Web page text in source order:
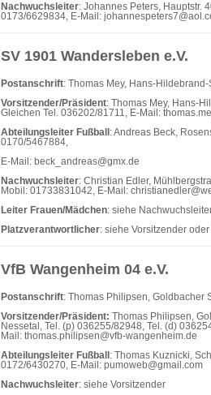
Nachwuchsleiter: Johannes Peters, Hauptstr.
0173/6629834, E-Mail:
SV 1901 Wandersleben e.V.
Postanschrift: Thomas Mey, Hans-
Vorsitzender/Präsident: Thomas Mey, Hans-
Gleichen Tel. 036202/81711, E-Mail:
Abteilungsleiter Fußball : Andreas Beck,
0170/5467884,
E-Mail: beck_andreas@gmx.de
Nachwuchsleiter: Christian Edler,
Mobil: 01733831042, E-Mail:
Leiter Frauen/Mädchen: siehe
Platzverantwortlicher: siehe Vorsitzender
VfB Wangenheim 04 e.V.
Postanschrift: Thomas Philipsen, Goldbacher
Vorsitzender/Präsident: Thomas Philipsen,
Nessetal, Tel. (p) 036255/82948, Tel. (d)
Mail: thomas.philipsen@vfb-wangenheim.de
Abteilungsleiter Fußball : Thomas Kuznicki,
0172/6430270, E-Mail: pumoweb@gmail.com
Nachwuchsleiter: siehe Vorsitzender